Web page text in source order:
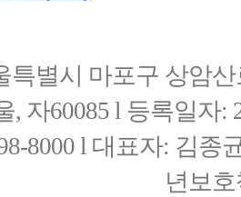
특별시 마포구 상암
, 자60085 l 등록일자:
8000 l 대표자: 김종
년보